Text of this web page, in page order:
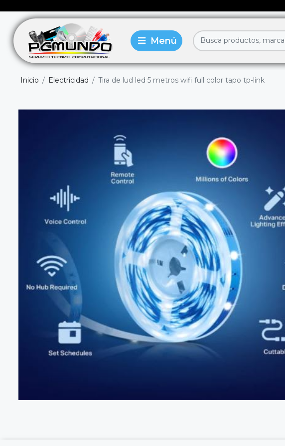
Inicio Electricidad Tira de lud led 5 metros wifi full color tapo tp-link